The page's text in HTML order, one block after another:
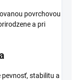
povrchovou
a pri
stabilitu a